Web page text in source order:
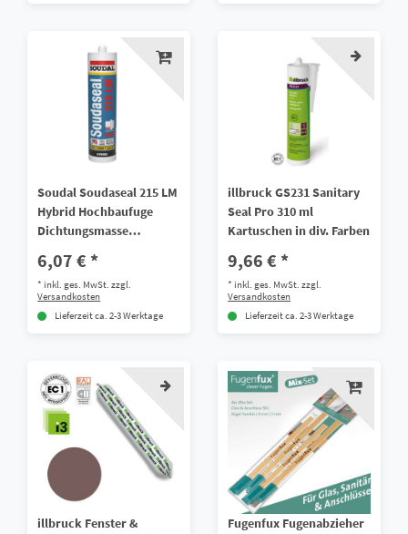
Soudal Soudaseal 215 LM
Hybrid Hochbaufuge
Dichtungsmasse
6,07 € *
*inkl. ges. MwSt. zzgl.
Versandkosten
Lieferzeit ca. 2-3 Werktage
illbruck GS231 Sanitary
Seal Pro 310 ml
Kartuschen in div. Farben
9,66 € *
*inkl. ges. MwSt. zzgl.
Versandkosten
Lieferzeit ca. 2-3 Werktage
illbruck Fenster &
Fugenfux Fugenabzieher